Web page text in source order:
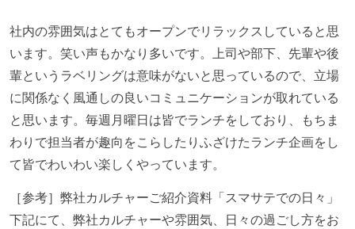
社内の雰囲気はとてもオープンでリラックスしていると思
います。笑い声もかなり多いです。上司や部下、先輩や後
輩というラベリングは意味がないと思っているので、立場
に関係なく風通しの良いコミュニケーションが取れている
と思います。毎週月曜日は皆でランチをしており、もちま
わりで担当者が趣向をこらしたりふざけたランチ企画をし
て皆でわいわい楽しくやっています。
［参考］弊社カルチャーご紹介資料「スマサテでの日々」
下記にて、弊社カルチャーや雰囲気、日々の過ごし方をお